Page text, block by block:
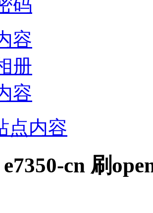
码
容
册
容
点内容
cn 刷